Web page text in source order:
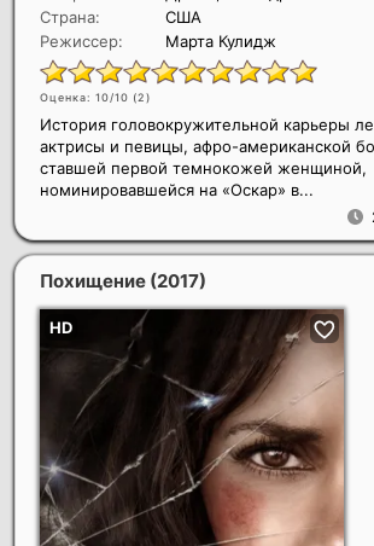
Страна:
США
Режиссер:
Марта Кулидж
Оценка: 10/10 (2)
История головокружительной карьеры
актрисы и певицы, афро-американской
ставшей первой темнокожей женщиной,
номинировавшейся на «Оскар» в...
Похищение (2017)